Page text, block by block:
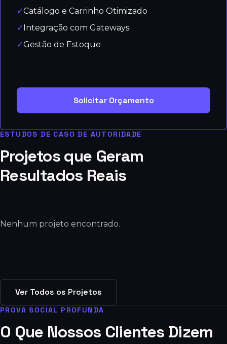
✓Catálogo e Carrinho Otimizado
✓Integração com Gateways
✓Gestão de Estoque
Solicitar Orçamento
ESTUDOS DE CASO DE AUTORIDADE
Projetos que Geram
Resultados Reais
Nenhum projeto encontrado.
Ver Todos os Projetos
PROVA SOCIAL PROFUNDA
O Que Nossos Clientes Dizem